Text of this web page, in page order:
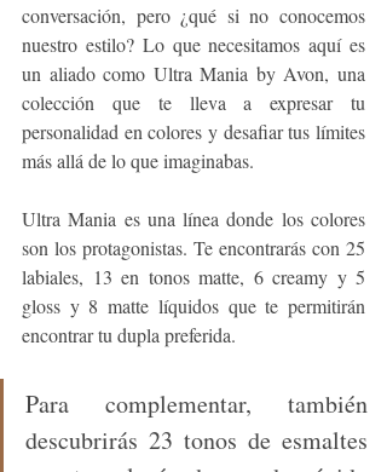
conversación, pero ¿qué si no conocemos
nuestro estilo? Lo que necesitamos aquí es
un aliado como Ultra Mania by Avon, una
colección que te lleva a expresar tu
personalidad en colores y desafiar tus límites
más allá de lo que imaginabas.
Ultra Mania es una línea donde los colores
son los protagonistas. Te encontrarás con 25
labiales, 13 en tonos matte, 6 creamy y 5
gloss y 8 matte líquidos que te permitirán
encontrar tu dupla preferida.
Para complementar, también
descubrirás 23 tonos de esmaltes